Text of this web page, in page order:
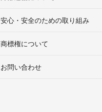
安心・安全のための取り組み
商標権について
お問い合わせ